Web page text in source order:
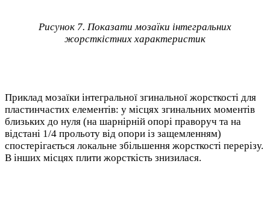
Рисунок 7. Показати мозаїки інтегральних
жорсткістних характеристик
Приклад мозаїки інтегральної згинальної жорсткості для
пластинчастих елементів: у місцях згинальних моментів
близьких до нуля (на шарнірній опорі праворуч та на
відстані 1/4 прольоту від опори із защемленням)
спостерігається локальне збільшення жорсткості перерізу.
В інших місцях плити жорсткість знизилася.